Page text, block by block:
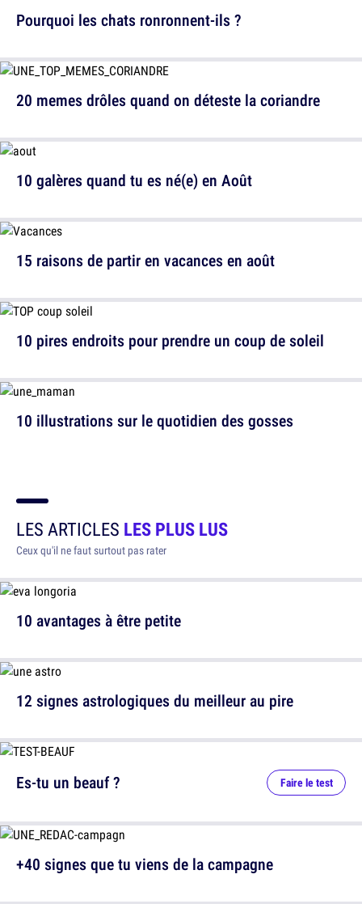
Pourquoi les chats ronronnent-ils ?
10 galères quand tu es né(e) en Août
10 pires endroits pour prendre un coup de soleil
20 memes drôles quand on déteste la coriandre
15 raisons de partir en vacances en août
10 illustrations sur le quotidien des gosses
LES ARTICLES LES PLUS LUS
Ceux qu'il ne faut surtout pas rater
10 avantages à être petite
12 signes astrologiques du meilleur au pire
Es-tu un beauf ? Faire le test
+40 signes que tu viens de la campagne